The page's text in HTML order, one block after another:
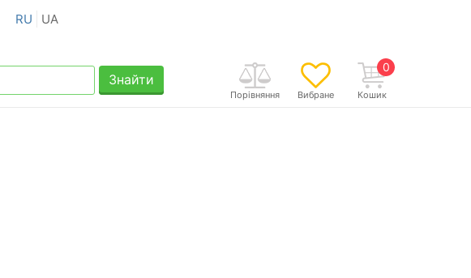
RU
UA
0
Кошик
Вибране
Порівняння
Знайти